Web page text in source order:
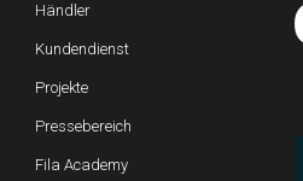
Händler
Kundendienst
Projekte
Pressebereich
Fila Academy